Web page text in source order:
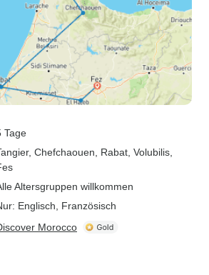
Tage
, Chefchaouen , Rabat , Volubilis
Altersgruppen willkommen
Englisch, Französisch
Morocco